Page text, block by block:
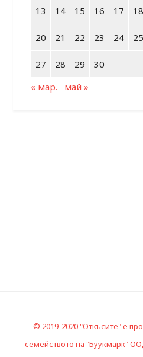
13 14 15 16 17 18
20 21 22 23 24 25
27 28 29
30
« мар.
май »
© 2019-2020 "Откъсите" е
семейството на "Буукмарк"